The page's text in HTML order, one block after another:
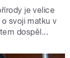
je velice
svoji matku v
dospěl...